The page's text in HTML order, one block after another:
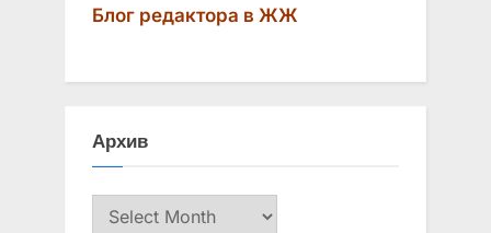
Блог редактора в ЖЖ
Архив
Архив